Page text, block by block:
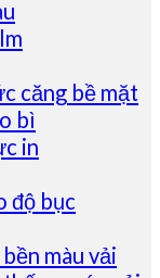
căng bề mặt
bì
in
độ bục
màu vải